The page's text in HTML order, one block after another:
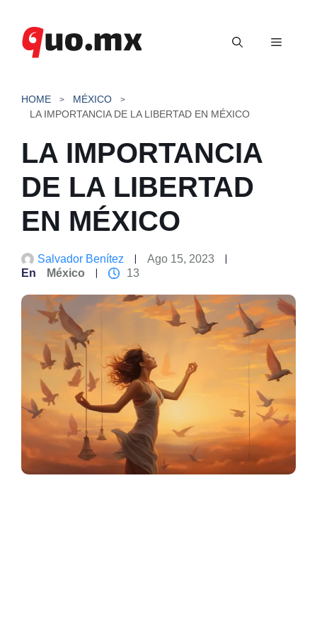
contenido
Menú
HOME
MÉXICO
LA IMPORTANCIA DE LA LIBERTAD EN MÉXICO
LA IMPORTANCIA
DE LA LIBERTAD
EN MÉXICO
Salvador Benítez
Ago 15, 2023
En
México 13